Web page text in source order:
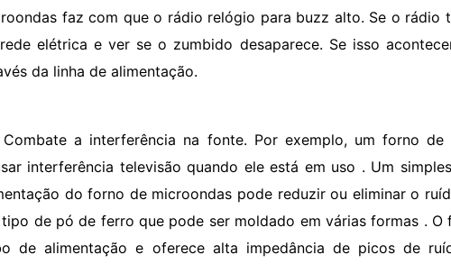
faz com que o rádio relógio para buzz alto. Se o rádio
elétrica e ver se o zumbido desaparece. Se isso
da linha de alimentação.
Combate a interferência na fonte. Por exemplo, um forno
interferência televisão quando ele está em uso . Um
do forno de microondas pode reduzir ou eliminar o
tipo de pó de ferro que pode ser moldado em várias formas .
de alimentação e oferece alta impedância de picos de